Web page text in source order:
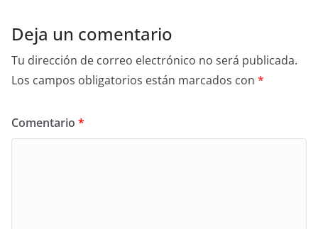
Deja un comentario
Tu dirección de correo electrónico no será publicada.
Los campos obligatorios están marcados con *
Comentario *